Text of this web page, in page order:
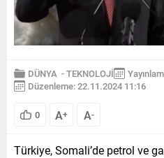
DÜNYA -TEKNOLOJİ
Düzenleme: 22.11.2024 11:16
0 A+ A-
Türkiye, Somali’de petrol ve